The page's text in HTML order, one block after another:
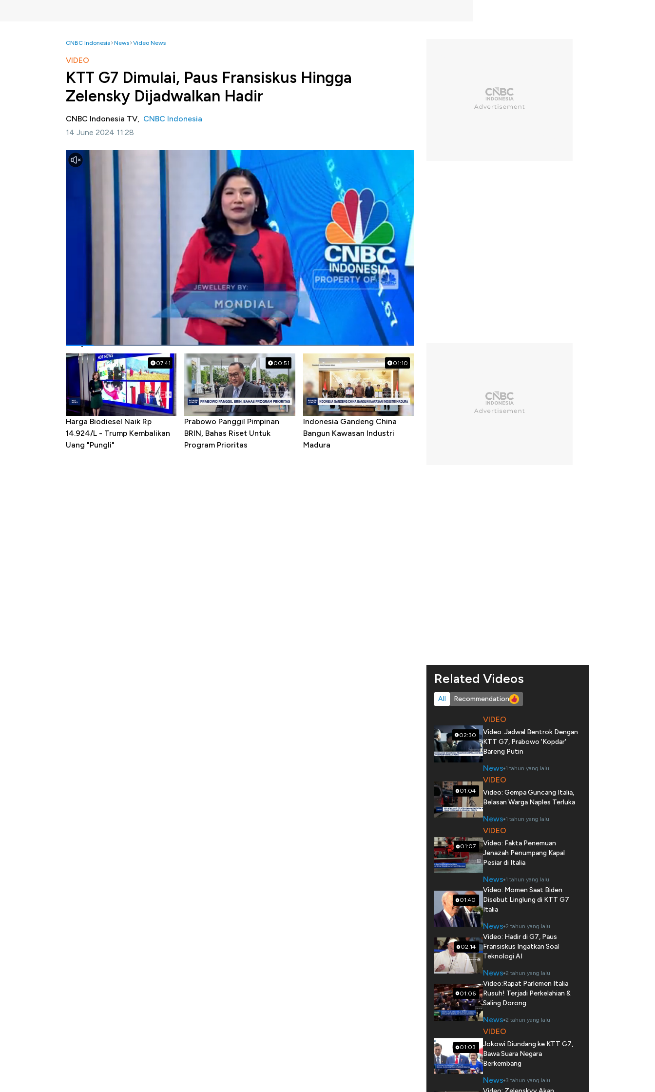
CNBC Indonesia News Video News
VIDEO
KTT G7 Dimulai, Paus Fransiskus Hingga
Zelensky Dijadwalkan Hadir
CNBC Indonesia TV, CNBC Indonesia
14 June 2024 11:28
Jakarta, CNBC Indonesia
-Konferensi Tingkat Tinggi (KTT) para kepala negara anggota negara G7
dibuka pada Kamis 12 Juni waktu setempat di Puglia wilayah selatan Italia.
Simak informasi selengkapnya dalam program Profit CNBC Indonesia (Jumat, 14/06/2024) berikut
#paus fransiskus #zelensky
Popular Videos
07:41
Harga Biodiesel Naik Rp
14.924/L - Trump Kembalikan
Uang "Pungli"
00:51
Prabowo Panggil Pimpinan
BRIN, Bahas Riset Untuk
Program Prioritas
01:10
Indonesia Gandeng China
Bangun Kawasan Industri
Madura
Related Videos
All Recommendation
02:30
VIDEO
Video: Jadwal Bentrok Dengan
KTT G7, Prabowo 'Kopdar'
Bareng Putin
News 1 tahun yang lalu
01:04
VIDEO
Video: Gempa Guncang Italia,
Belasan Warga Naples Terluka
News 1 tahun yang lalu
01:07
VIDEO
Video: Fakta Penemuan
Jenazah Penumpang Kapal
Pesiar di Italia
News 1 tahun yang lalu
01:40
Video: Momen Saat Biden
Disebut Linglung di KTT G7
Italia
News 2 tahun yang lalu
02:14
Video: Hadir di G7, Paus
Fransiskus Ingatkan Soal
Teknologi AI
News 2 tahun yang lalu
01:06
Video:Rapat Parlemen Italia
Rusuh! Terjadi Perkelahian &
Saling Dorong
News 2 tahun yang lalu
01:03
VIDEO
Jokowi Diundang ke KTT G7,
Bawa Suara Negara
Berkembang
News 3 tahun yang lalu